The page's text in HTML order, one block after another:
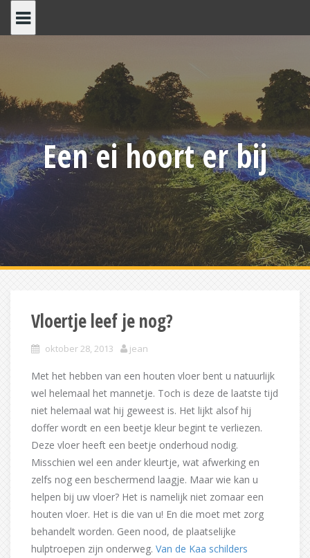
Een ei hoort er bij
Vloertje leef je nog?
oktober 28, 2013 jean
Met het hebben van een houten vloer bent u natuurlijk
wel helemaal het mannetje. Toch is deze de laatste tijd
niet helemaal wat hij geweest is. Het lijkt alsof hij
doffer wordt en een beetje kleur begint te verliezen.
Deze vloer heeft een beetje onderhoud nodig.
Misschien wel een ander kleurtje, wat afwerking en
zelfs nog een beschermend laagje. Maar wie kan u
helpen bij uw vloer? Het is namelijk niet zomaar een
houten vloer. Het is die van u! En die moet met zorg
behandelt worden. Geen nood, de plaatselijke
hulptroepen zijn onderweg. Van de Kaa schilders